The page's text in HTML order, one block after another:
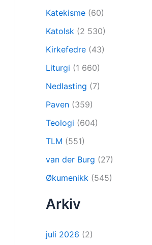
Katekisme (60)
Katolsk (2 530)
Kirkefedre (43)
Liturgi (1 660)
Nedlasting (7)
Paven (359)
Teologi (604)
TLM (551)
van der Burg (27)
Økumenikk (545)
Arkiv
juli 2026 (2)